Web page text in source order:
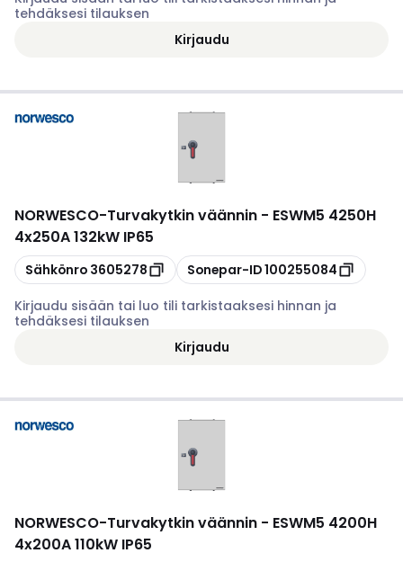
tehdäksesi tilauksen
Kirjaudu
NORWESCO-Turvakytkin väännin - ESWM5 4250H
4x250A 132kW IP65
Kopioi
Sähkönro 3605278 Kopioi
Sonepar-ID100255084
Kirjaudu sisään tai luo tili tarkistaaksesi hinnan ja
tehdäksesi tilauksen
Kirjaudu
NORWESCO-Turvakytkin väännin - ESWM5 4200H
4x200A 110kW IP65